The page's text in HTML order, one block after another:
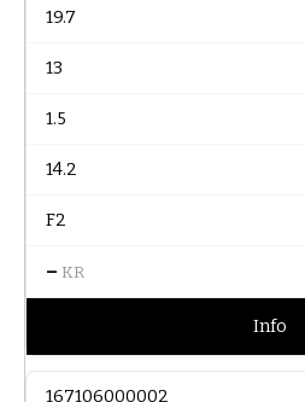
19.7
13
1.5
14.2
F2
– KR
Info
167106000002